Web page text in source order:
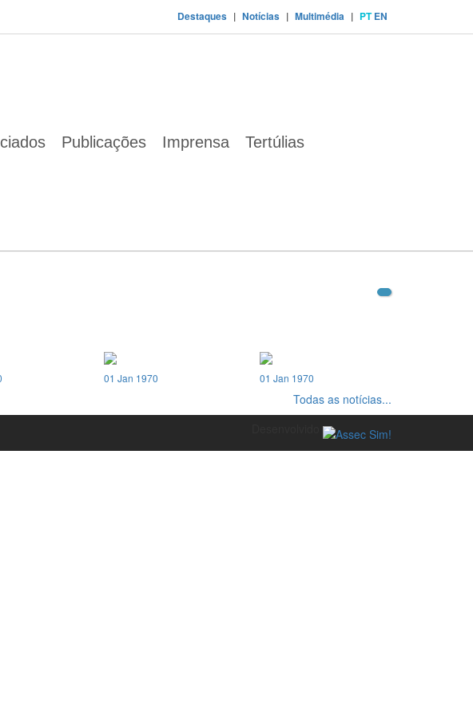
Destaques | Notícias | Multimédia | PT EN
Publicações Imprensa Tertúlias
01 Jan 1970 01 Jan 1970
Todas as notícias...